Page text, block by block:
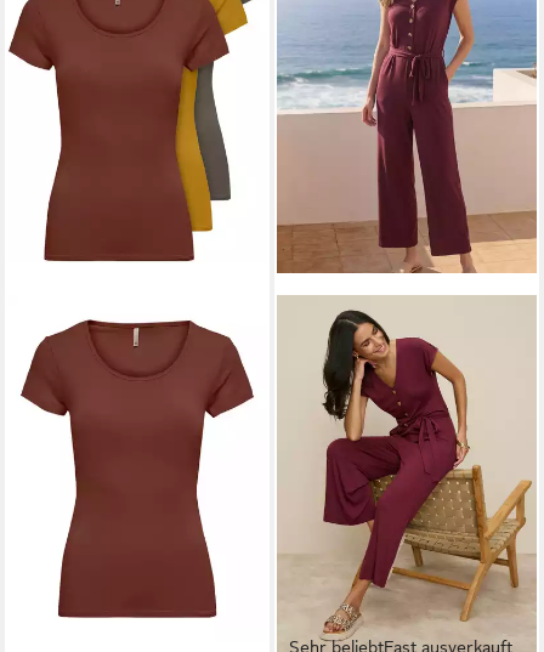
Sehr beliebtFast ausverkauft